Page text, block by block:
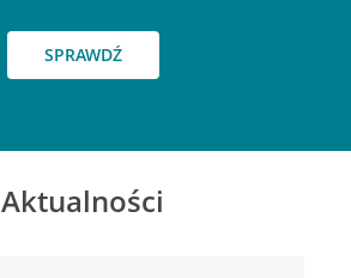
SPRAWDŹ
Aktualności